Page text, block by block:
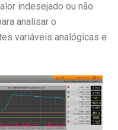
indesejado ou não.
analisar o
variáveis analógicas e